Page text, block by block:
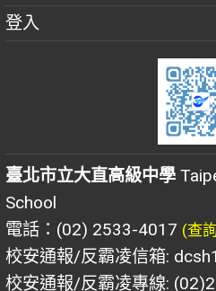
登入
臺北市立大直高級中學
School
電話：(02) 2533-4017 (查
校安通報/反霸凌信箱:
校安通報/反霸凌專線: